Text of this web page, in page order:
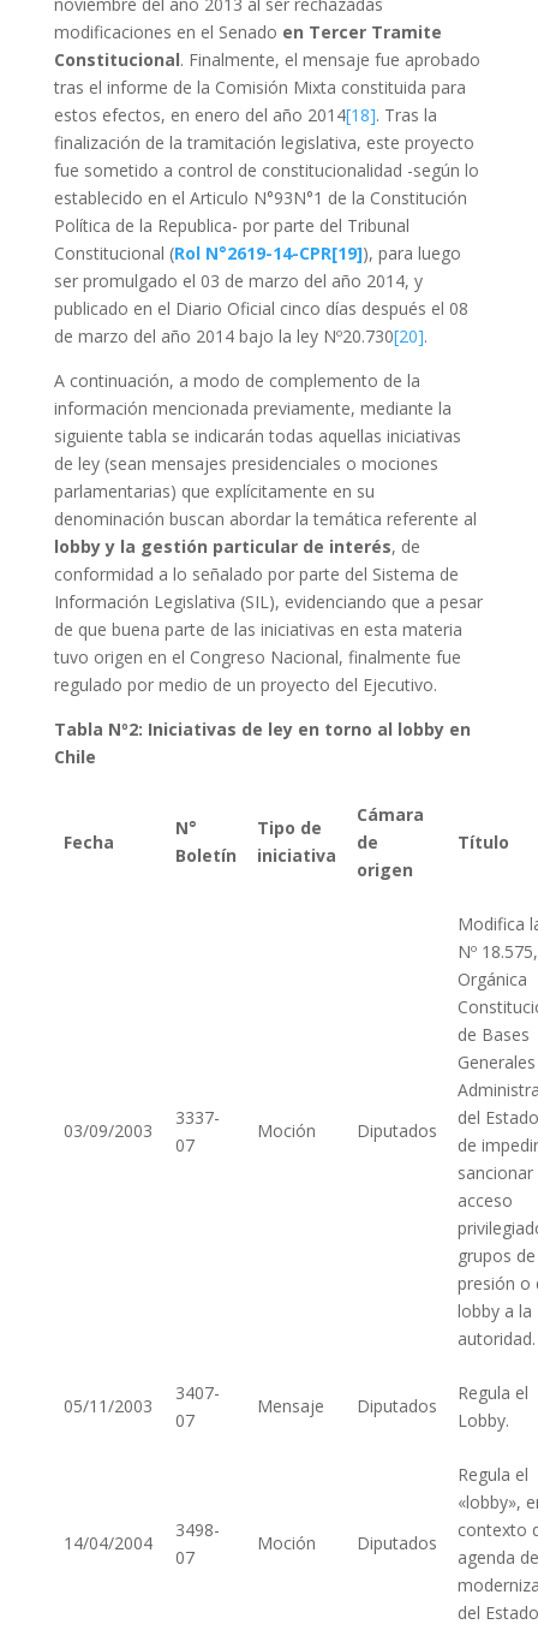
noviembre del año 2013 al ser rechazadas
modificaciones en el Senado en Tercer Tramite
Constitucional. Finalmente, el mensaje fue aprobado
tras el informe de la Comisión Mixta constituida para
estos efectos, en enero del año 2014[18]. Tras la
finalización de la tramitación legislativa, este proyecto
fue sometido a control de constitucionalidad -según lo
establecido en el Articulo N°93N°1 de la Constitución
Política de la Republica- por parte del Tribunal
Constitucional (Rol N°2619-14-CPR[19]), para luego
ser promulgado el 03 de marzo del año 2014, y
publicado en el Diario Oficial cinco días después el 08
de marzo del año 2014 bajo la ley Nº20.730[20].
A continuación, a modo de complemento de la
información mencionada previamente, mediante la
siguiente tabla se indicarán todas aquellas iniciativas
de ley (sean mensajes presidenciales o mociones
parlamentarias) que explícitamente en su
denominación buscan abordar la temática referente al
lobby y la gestión particular de interés, de
conformidad a lo señalado por parte del Sistema de
Información Legislativa (SIL), evidenciando que a pesar
de que buena parte de las iniciativas en esta materia
tuvo origen en el Congreso Nacional, finalmente fue
regulado por medio de un proyecto del Ejecutivo.
Tabla Nº2: Iniciativas de ley en torno al lobby en
Chile
Fecha
N°
Boletín
Tipo de
iniciativa
Cámara
de
origen
Título
03/09/2003
3337-
07
Moción Diputados
Modifica
Nº 18.575,
Orgánica
de Bases
del
de
sancionar
acceso
grupos de
presión o
lobby a la
autoridad.
05/11/2003
3407-
07
Mensaje Diputados
Regula el
Lobby.
14/04/2004
3498-
07
Moción Diputados
Regula el
«lobby»,
contexto
agenda de
del Estado